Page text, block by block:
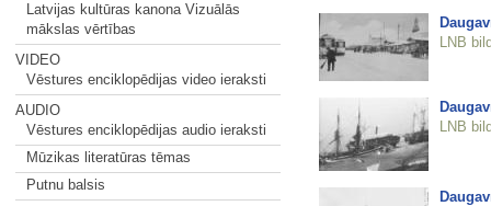
Latvijas kultūras kanona Vizuālās
mākslas vērtības
VIDEO
Vēstures enciklopēdijas video ieraksti
AUDIO
Vēstures enciklopēdijas audio ieraksti
Mūzikas literatūras tēmas
Putnu balsis
LNB
LNB